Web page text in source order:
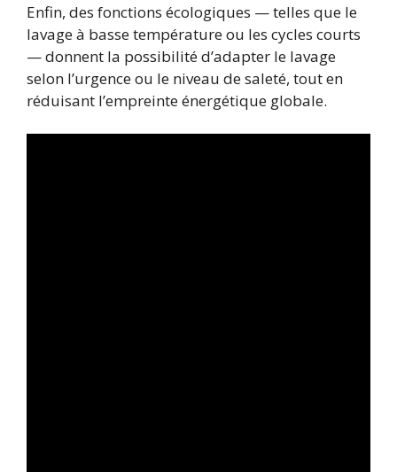
Enfin, des fonctions écologiques — telles que le
lavage à basse température ou les cycles courts
— donnent la possibilité d’adapter le lavage
selon l’urgence ou le niveau de saleté, tout en
réduisant l’empreinte énergétique globale.